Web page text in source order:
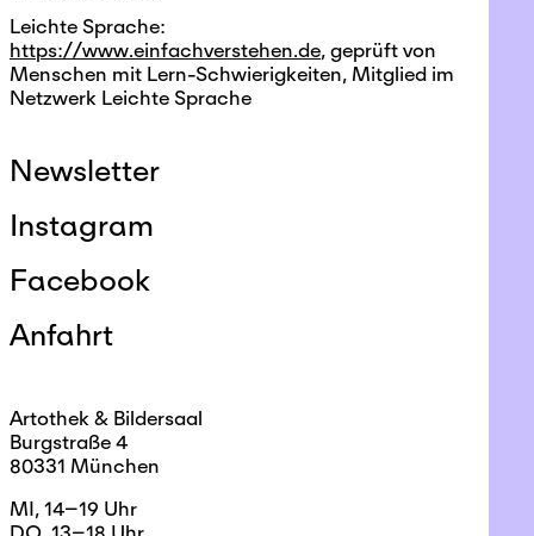
Leichte Sprache:
https://www.einfachverstehen.de , geprüft von
Menschen mit Lern-Schwierigkeiten, Mitglied im
Netzwerk Leichte Sprache
Newsletter
Instagram
Facebook
Anfahrt
Artothek & Bildersaal
Burgstraße 4
80331 München
MI, 14–19 Uhr